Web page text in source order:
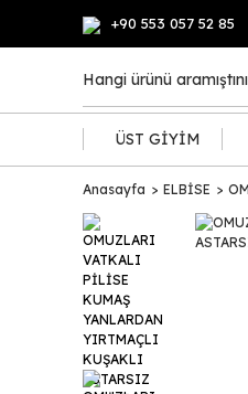
+90 553 057 52 85
ÜST GİYİM
Anasayfa ELBİSE